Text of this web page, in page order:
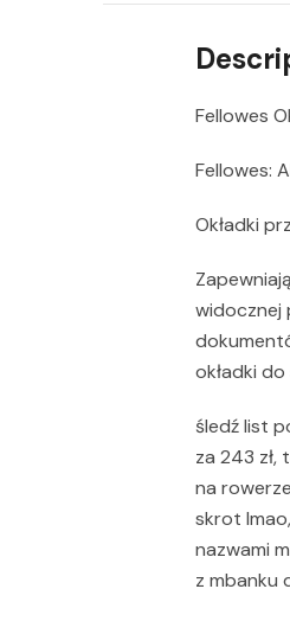
Fellowes
Fellowes:
Okładki
widocznej
okładki
śledź list
za 243
na
skrot
nazwami
z mbanku